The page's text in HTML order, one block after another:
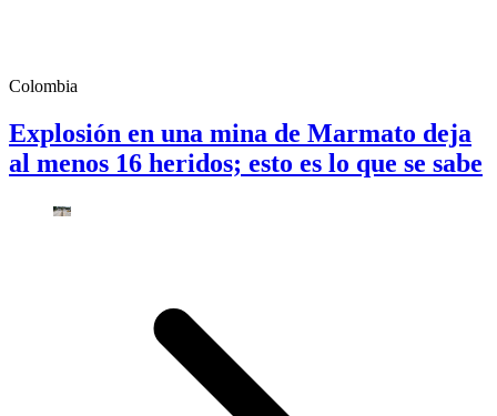
Colombia
Explosión en una mina de Marmato deja
al menos 16 heridos; esto es lo que se sabe